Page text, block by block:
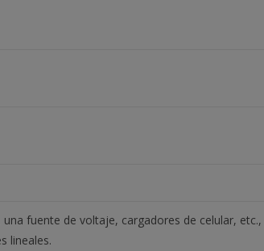
fuente de voltaje, cargadores de celular,
lineales.